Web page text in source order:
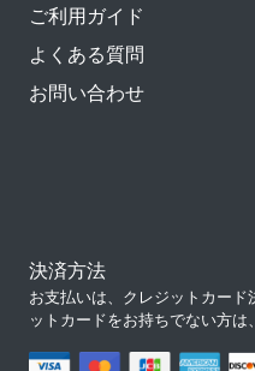
ご利用ガイド
よくある質問
お問い合わせ
決済方法
お支払いは、クレジットカー
ットカードをお持ちでない方は